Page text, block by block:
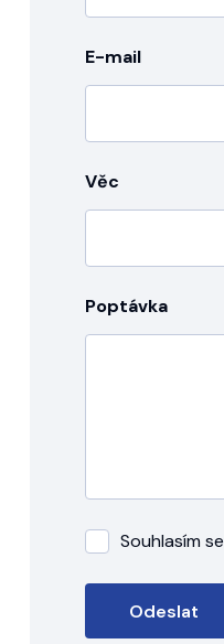
E-mail
Věc
Poptávka
Souhlasím se